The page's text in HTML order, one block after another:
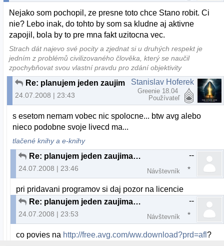
Nejako som pochopil, ze presne toto chce Stano robit. Ci
nie? Lebo inak, do tohto by som sa kludne aj aktivne
zapojil, bola by to pre mna fakt uzitocna vec.
Strach dát najevo své pocity a zjednat si u druhých respekt je
jedním z problémů civilizovaného člověka, který se naučil
zpochybňovat svou vlastní pravdu pro zdání objektivity
Re: planujem jeden zaujimavy projekt...
24.07.2008 | 23:43
Stanislav Hoferek
Greenie 18.04
Používateľ
s esetom nemam vobec nic spolocne... btw avg alebo
nieco podobne svoje livecd ma...
tlačené knihy a e-knihy
Re: planujem jeden zaujimavy projekt...
24.07.2008 | 23:46
--
Návštevník
pri pridavani programov si daj pozor na licencie
Re: planujem jeden zaujimavy projekt...
24.07.2008 | 23:53
--
Návštevník
co povies na http://free.avg.com/ww.download?prd=afl?